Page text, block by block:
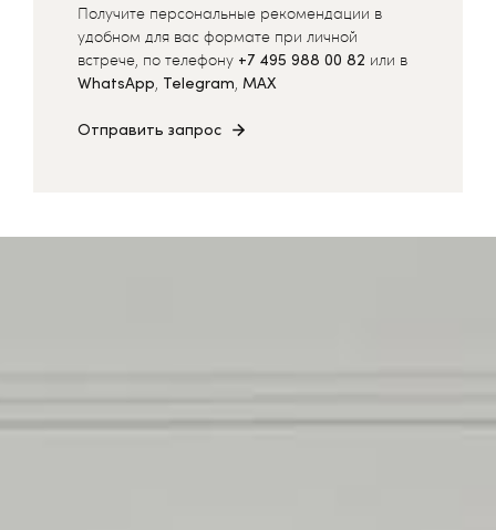
Получите персональные рекомендации в
удобном для вас формате при личной
встрече, по телефону +7 495 988 00 82 или в
WhatsApp, Telegram, MAX
Отправить запрос